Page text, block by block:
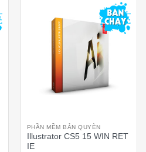
PHẦN MỀM BẢN QUYÈN
Illustrator CS5 15 WIN RET
IE